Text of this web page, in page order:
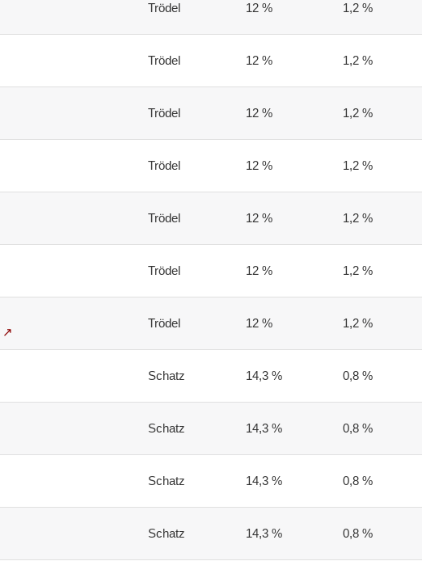
Trödel 12 % 1,2 %
Trödel 12 % 1,2 %
Trödel 12 % 1,2 %
Trödel 12 % 1,2 %
Trödel 12 % 1,2 %
Trödel 12 % 1,2 %
Trödel 12 % 1,2 %
Schatz 14,3 % 0,8 %
Schatz 14,3 % 0,8 %
Schatz 14,3 % 0,8 %
Schatz 14,3 % 0,8 %